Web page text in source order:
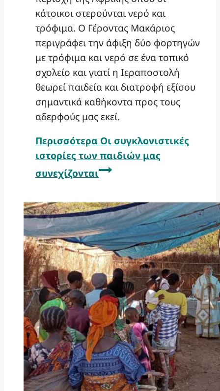
κάτοικοι στερούνται νερό και
τρόφιμα. Ο Γέροντας Μακάριος
περιγράφει την άφιξη δύο φορτηγών
με τρόφιμα και νερό σε ένα τοπικό
σχολείο και γιατί η Ιεραποστολή
θεωρεί παιδεία και διατροφή εξίσου
σημαντικά καθήκοντα προς τους
αδερφούς μας εκεί.
Περισσότερα Οι συγκλονιστικές
ιστορίες των παιδιών μας
συνεχίζονται